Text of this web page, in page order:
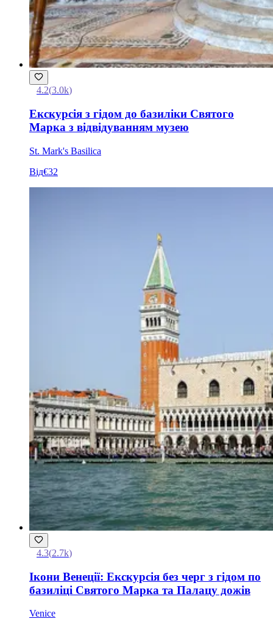
4.2(3.0k)
Екскурсія з гідом до базиліки Святого
Марка з відвідуванням музею
St. Mark's Basilica
Від€32
4.3(2.7k)
Ікони Венеції: Екскурсія без черг з гідом по
базиліці Святого Марка та Палацу дожів
Venice